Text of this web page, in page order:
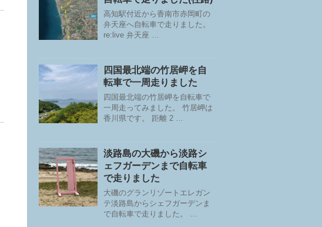
高知駅付近から香南市赤岡町の
弁天座へ自転車で走りました。
re:live 弁天座 …
四国最北端の竹居岬を自
転車で一周走りました
四国最北端の竹居岬を自転車で
一周走ってみました。 竹居岬は
香川県です。 距離 2 …
淡路島の大磯から淡路シ
ェフガーデンまで自転車
で走りました
大磯のグランリゾートエレガン
テ淡路島からシェフガーデンま
で自転車で走りました。 …